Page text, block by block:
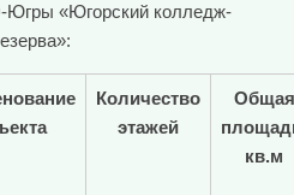
«Югорский колледж-
Количество
этажей
Общая
кв.м